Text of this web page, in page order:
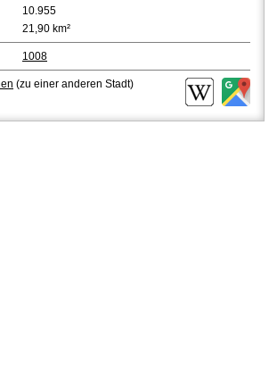
10.955
21,90 km²
1008
(zu einer anderen Stadt)